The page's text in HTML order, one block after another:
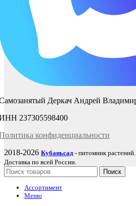
Деркач Андрей
237305598400
конфиденциальности
2018-2026 Кубаньсад - питомник
Доставка по всей России.
Поиск
Ассортимент
Меню